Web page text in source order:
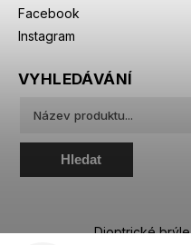
Facebook
Instagram
VYHLEDÁVÁNÍ
Hledat
Dioptrické brýle